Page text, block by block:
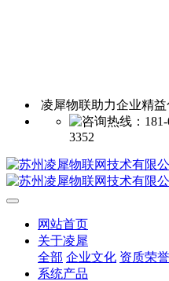
凌犀物联助力企业精
3352
网站首页
关于凌犀
全部 企业文化 资质荣誉
系统产品